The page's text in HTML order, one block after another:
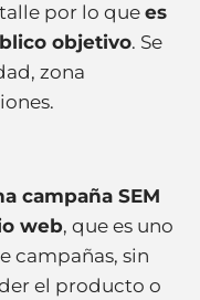
por lo que es
objetivo. Se
zona
campaña SEM
web, que es uno
campañas, sin
el producto o